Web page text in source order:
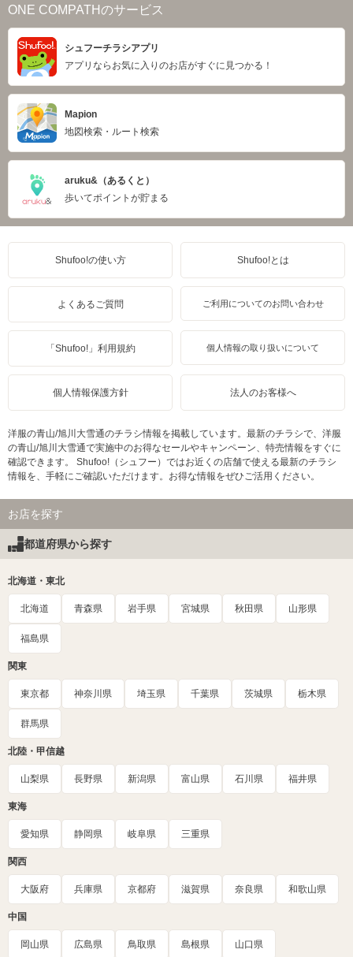
ONE COMPATHのサービス
シュフーチラシアプリ
アプリならお気に入りのお店がすぐに見つかる！
Mapion
地図検索・ルート検索
aruku&（あるくと）
歩いてポイントが貯まる
Shufoo!の使い方 Shufoo!とは
よくあるご質問 ご利用についてのお問い合わせ
「Shufoo!」利用規約 個人情報の取り扱いについて
個人情報保護方針 法人のお客様へ
洋服の青山/旭川大雪通のチラシ情報を掲載しています。最新のチラシで、洋服
の青山/旭川大雪通で実施中のお得なセールやキャンペーン、特売情報をすぐに
確認できます。 Shufoo!（シュフー）ではお近くの店舗で使える最新のチラシ
情報を、手軽にご確認いただけます。お得な情報をぜひご活用ください。
お店を探す
都道府県から探す
北海道・東北
北海道 青森県 岩手県 宮城県 秋田県 山形県
福島県
関東
東京都 神奈川県 埼玉県 千葉県 茨城県 栃木県
群馬県
北陸・甲信越
山梨県 長野県 新潟県 富山県 石川県 福井県
東海
愛知県 静岡県 岐阜県 三重県
関西
大阪府 兵庫県 京都府 滋賀県 奈良県 和歌山県
中国
岡山県 広島県 鳥取県 島根県 山口県